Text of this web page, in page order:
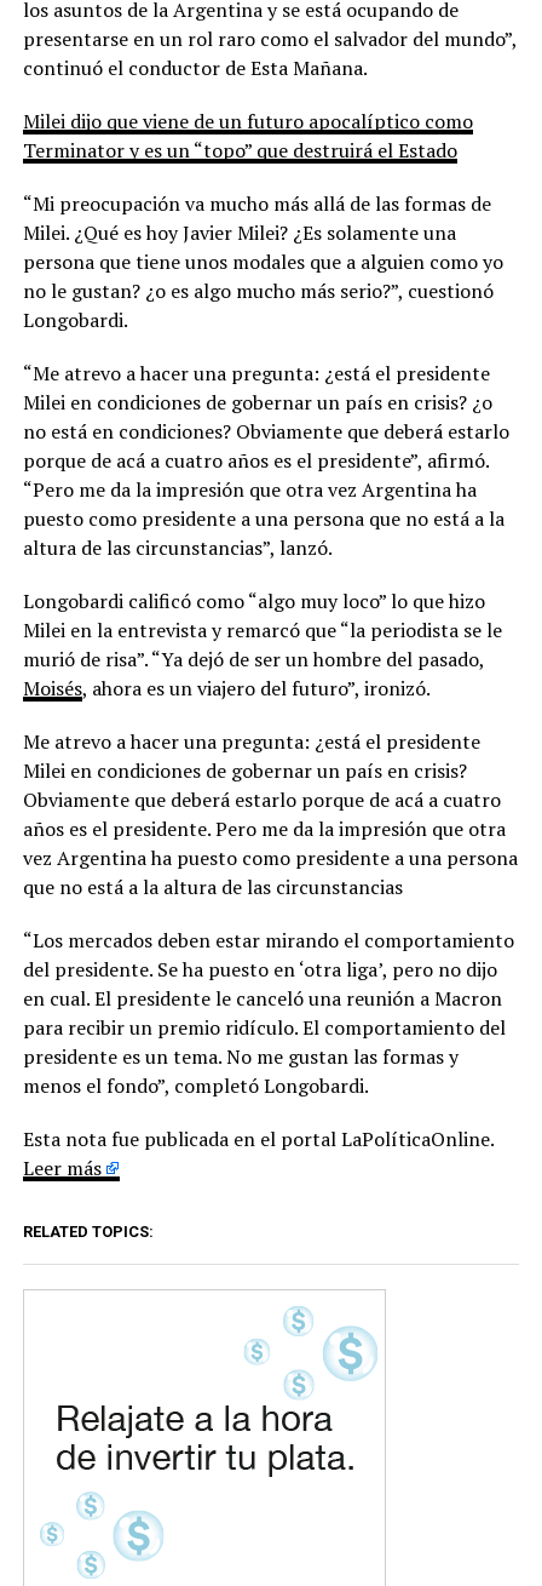
los asuntos de la Argentina y se está ocupando de
presentarse en un rol raro como el salvador del mundo”,
continuó el conductor de Esta Mañana.
Milei dijo que viene de un futuro apocalíptico como
Terminator y es un “topo” que destruirá el Estado
“Mi preocupación va mucho más allá de las formas de
Milei. ¿Qué es hoy Javier Milei? ¿Es solamente una
persona que tiene unos modales que a alguien como yo
no le gustan? ¿o es algo mucho más serio?”, cuestionó
Longobardi.
“Me atrevo a hacer una pregunta: ¿está el presidente
Milei en condiciones de gobernar un país en crisis? ¿o
no está en condiciones? Obviamente que deberá estarlo
porque de acá a cuatro años es el presidente”, afirmó.
“Pero me da la impresión que otra vez Argentina ha
puesto como presidente a una persona que no está a la
altura de las circunstancias”, lanzó.
Longobardi calificó como “algo muy loco” lo que hizo
Milei en la entrevista y remarcó que “la periodista se le
murió de risa”. “Ya dejó de ser un hombre del pasado,
Moisés, ahora es un viajero del futuro”, ironizó.
Me atrevo a hacer una pregunta: ¿está el presidente
Milei en condiciones de gobernar un país en crisis?
Obviamente que deberá estarlo porque de acá a cuatro
años es el presidente. Pero me da la impresión que otra
vez Argentina ha puesto como presidente a una persona
que no está a la altura de las circunstancias
“Los mercados deben estar mirando el comportamiento
del presidente. Se ha puesto en ‘otra liga’, pero no dijo
en cual. El presidente le canceló una reunión a Macron
para recibir un premio ridículo. El comportamiento del
presidente es un tema. No me gustan las formas y
menos el fondo”, completó Longobardi.
Esta nota fue publicada en el portal LaPolíticaOnline.
Leer más
RELATED TOPICS: